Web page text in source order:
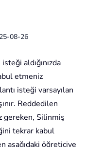
08-26
aldığınızda
etmeniz
isteği varsayılan
Reddedilen
gereken, Silinmiş
tekrar kabul
aşağıdaki öğreticiye